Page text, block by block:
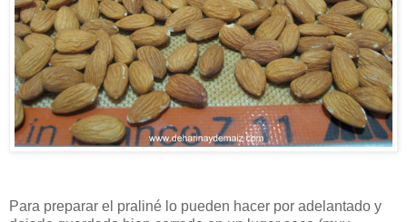
Para preparar el praliné lo pueden hacer por adelantado y